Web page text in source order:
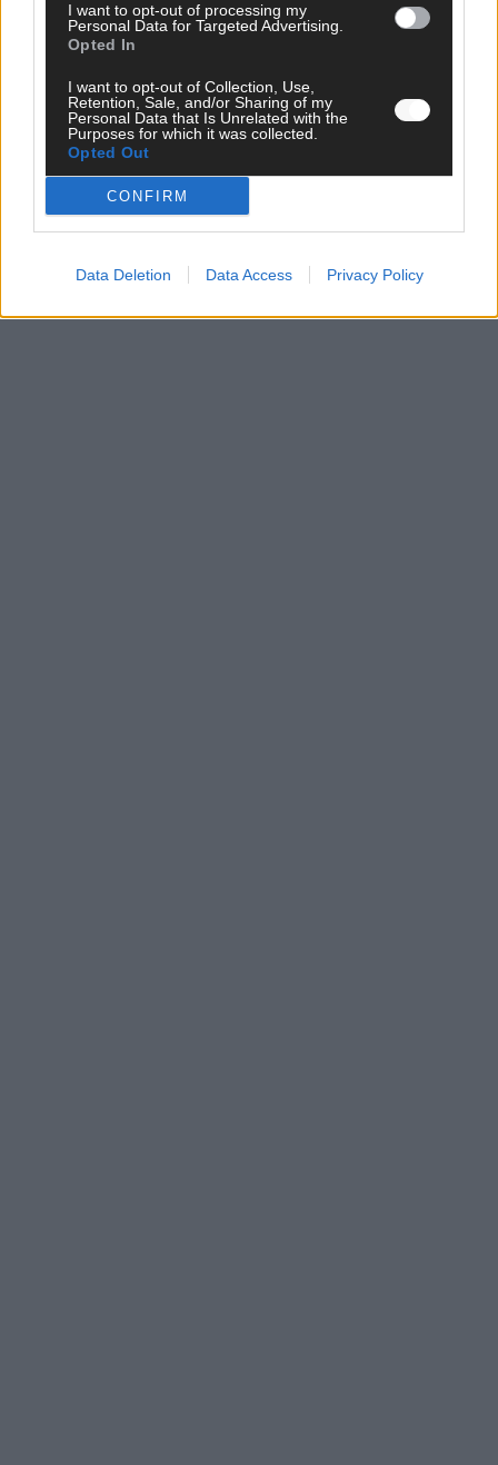
I want to opt-out of processing my
Personal Data for Targeted Advertising.
Opted In
I want to opt-out of Collection, Use,
Retention, Sale, and/or Sharing of my
Personal Data that Is Unrelated with the
Purposes for which it was collected.
Opted Out
CONFIRM
Data Deletion Data Access Privacy Policy